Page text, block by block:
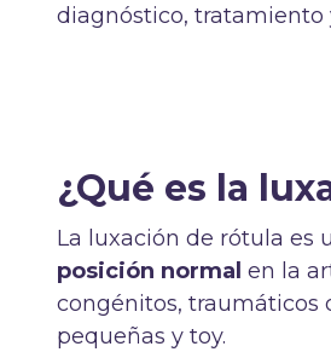
diagnóstico, tratamiento
¿Qué es la
La luxación de rótula es
posición normal en la
congénitos, traumáticos
pequeñas y toy.